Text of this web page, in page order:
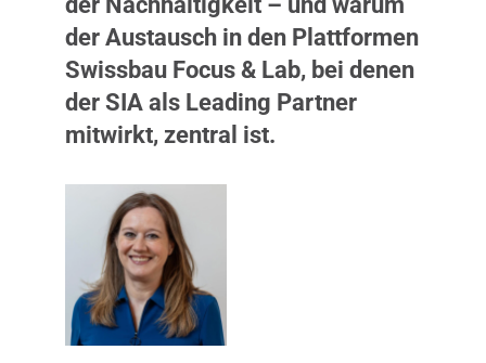
der Austausch in den Plattformen
Swissbau Focus & Lab, bei denen
der SIA als Leading Partner
mitwirkt, zentral ist.